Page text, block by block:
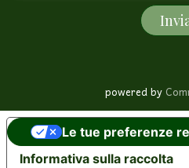
powered by
Informativa sulla raccolta
Le tue preferenze